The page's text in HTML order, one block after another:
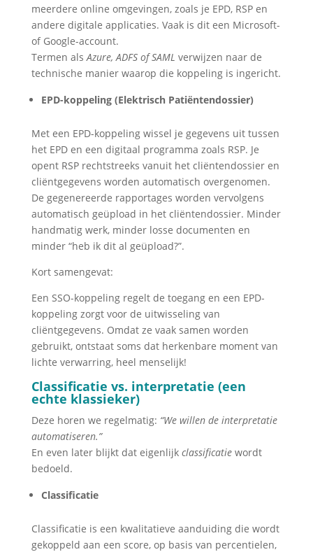
meerdere online omgevingen, zoals je EPD, RSP en
andere digitale applicaties. Vaak is dit een Microsoft-
of Google-account.
Termen alsAzure, ADFS of SAML verwijzen naar de
technische manier waarop die koppeling is ingericht.
EPD-koppeling (Elektrisch Patiëntendossier)
Met een EPD-koppeling wissel je gegevens uit tussen
het EPD en een digitaal programma zoals RSP. Je
opent RSP rechtstreeks vanuit het cliëntendossier en
cliëntgegevens worden automatisch overgenomen.
De gegenereerde rapportages worden vervolgens
automatisch geüpload in het cliëntendossier. Minder
handmatig werk, minder losse documenten en
minder “heb ik dit al geüpload?”.
Kort samengevat:
Een SSO-koppeling regelt de toegang en een EPD-
koppeling zorgt voor de uitwisseling van
cliëntgegevens. Omdat ze vaak samen worden
gebruikt, ontstaat soms dat herkenbare moment van
lichte verwarring, heel menselijk!
Classificatie vs. interpretatie (een
echte klassieker)
Deze horen we regelmatig: “We willen de interpretatie
automatiseren.”
En even later blijkt dat eigenlijk classificatiewordt
bedoeld.
Classificatie
Classificatie is een kwalitatieve aanduiding die wordt
gekoppeld aan een score, op basis van percentielen,